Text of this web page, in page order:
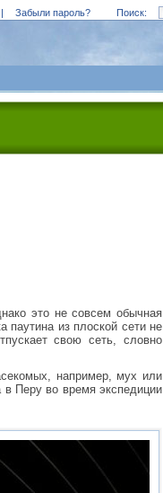
| Забыли пароль? Поиск:
это не совсем обычная
паутина из плоской сети не
свою сеть, словно
например, мух или
в Перу во время экспедиции